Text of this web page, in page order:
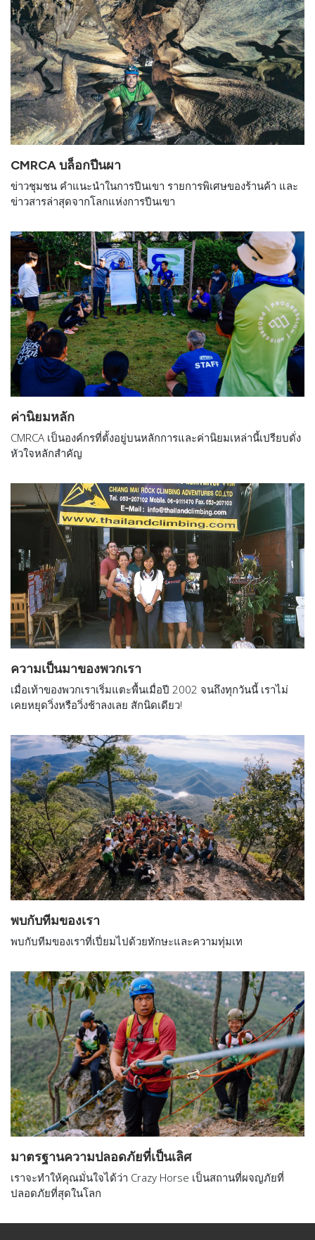
CMRCA บล็อกปีนผา
ข่าวชุมชน คำแนะนำในการปีนเขา รายการพิเศษของร้านค้า และ
ข่าวสารล่าสุดจากโลกแห่งการปีนเขา
ค่านิยมหลัก
CMRCA เป็นองค์กรที่ตั้งอยู่บนหลักการและค่านิยมเหล่านี้เปรียบดั่ง
หัวใจหลักสำคัญ
ความเป็นมาของพวกเรา
เมื่อเท้าของพวกเราเริ่มแตะพื้นเมื่อปี 2002 จนถึงทุกวันนี้ เราไม่
เคยหยุดวิ่งหรือวิ่งช้าลงเลย สักนิดเดียว!
พบกับทีมของเรา
พบกับทีมของเราที่เปี่ยมไปด้วยทักษะและความทุ่มเท
มาตรฐานความปลอดภัยที่เป็นเลิศ
เราจะทำให้คุณมั่นใจได้ว่า Crazy Horse เป็นสถานที่ผจญภัยที่
ปลอดภัยที่สุดในโลก